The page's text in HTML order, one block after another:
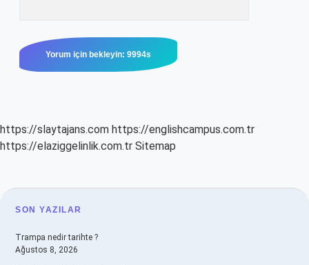
https://slaytajans.com https://englishcampus.com.tr
https://elaziggelinlik.com.tr Sitemap
SIDEBAR
SON YAZILAR
Trampa nedir tarihte ?
Ağustos 8, 2026